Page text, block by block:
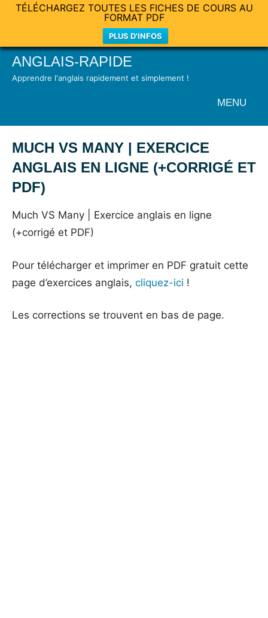
TÉLÉCHARGEZ TOUTES LES FICHES DE COURS AU
FORMAT PDF
PLUS D'INFOS
SkipANGLAIS-RAPIDE
Apprendre l'anglais rapidement et simplement !
MENU
MUCH VS MANY | EXERCICE
ANGLAIS EN LIGNE (+CORRIGÉ ET
PDF)
on
24
2021
Mat
Exercices
Much VS Many | Exercice anglais en ligne
(+corrigé et PDF)
Pour télécharger et imprimer en PDF gratuit cette
page d’exercices anglais, cliquez-ici !
Les corrections se trouvent en bas de page.